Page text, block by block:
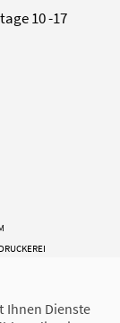
10 -17
DRUCKEREI
Ihnen Dienste